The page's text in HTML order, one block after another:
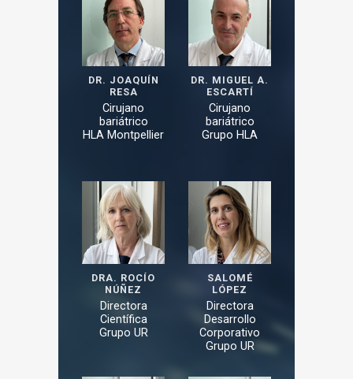
DR. JOAQUÍN
RESA
Cirujano
bariátrico
HLA Montpellier
DR. MIGUEL A.
ESCARTÍ
Cirujano
bariátrico
Grupo HLA
DRA. ROCÍO
NÚÑEZ
Directora
Científica
Grupo UR
SALOMÉ
LÓPEZ
Directora
Desarrollo
Corporativo
Grupo UR